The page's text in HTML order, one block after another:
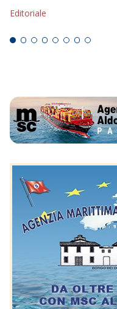
Editoriale